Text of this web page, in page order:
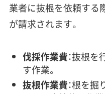
業者に抜根を依頼する
が請求されます。
伐採作業費：抜根
す作業。
抜根作業費：根を